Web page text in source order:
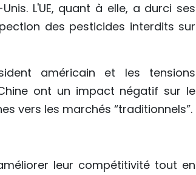
L'UE, quant à elle, a durci ses
des pesticides interdits sur
américain et les tensions
ont un impact négatif sur le
vers les marchés “traditionnels”.
leur compétitivité tout en